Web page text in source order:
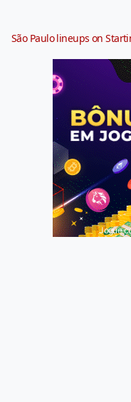
São Paulo lineups on
Jogue